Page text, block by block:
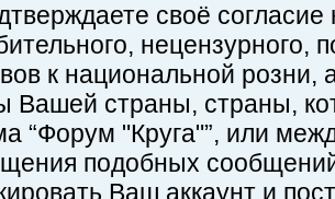
своё
нецензурного,
к национальной
Вашей страны, страны,
“Форум "Круга"”, или
подобных
Ваш аккаунт и